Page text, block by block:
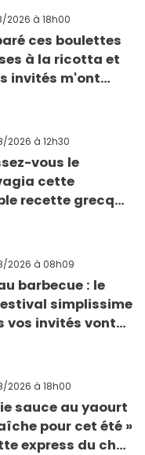
2026 à 18h00
ces boulettes
à la ricotta et
invités m'ont
2026 à 12h30
vous le
cette
recette grecque
2026 à 08h09
barbecue : le
simplissime
vos invités vont
2026 à 18h00
sauce au yaourt
pour cet été »
express du chef